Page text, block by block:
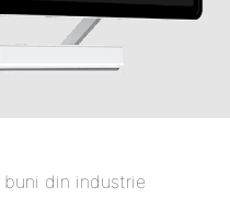
buni din industrie